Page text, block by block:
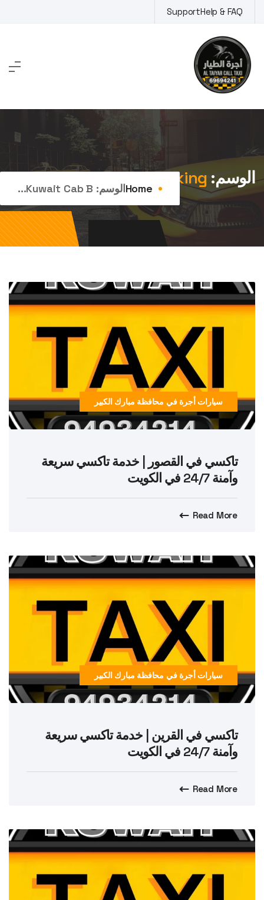
to
content
Help & FAQ
Support
الوسم:kuwait cab booking
Homeالوسم: Kuwait Cab B...
سيارات أجرة في محافظة مبارك الكبير
تاكسي في القصور | خدمة تاكسي سريعة
وآمنة 24/7 في الكويت
Read More
سيارات أجرة في محافظة مبارك الكبير
تاكسي في القرين | خدمة تاكسي سريعة
وآمنة 24/7 في الكويت
Read More